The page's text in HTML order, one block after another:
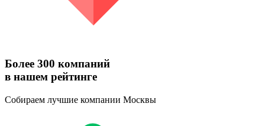
Более 300 компаний
в нашем рейтинге
Собираем лучшие компании Москвы